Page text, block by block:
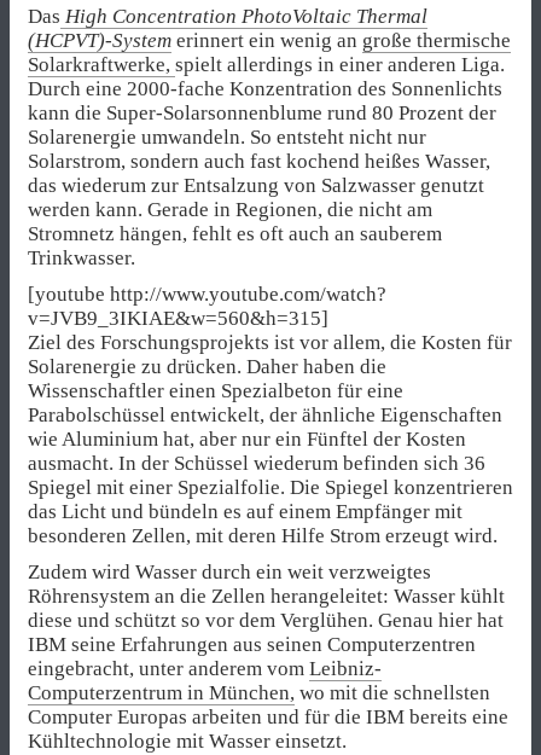
Das High Concentration PhotoVoltaic Thermal
(HCPVT)-System erinnert ein wenig an große thermische
Solarkraftwerke, spielt allerdings in einer anderen Liga.
Durch eine 2000-fache Konzentration des Sonnenlichts
kann die Super-Solarsonnenblume rund 80 Prozent der
Solarenergie umwandeln. So entsteht nicht nur
Solarstrom, sondern auch fast kochend heißes Wasser,
das wiederum zur Entsalzung von Salzwasser genutzt
werden kann. Gerade in Regionen, die nicht am
Stromnetz hängen, fehlt es oft auch an sauberem
Trinkwasser.
[youtube http://www.youtube.com/watch?
v=JVB9_3IKIAE&w=560&h=315]
Ziel des Forschungsprojekts ist vor allem, die Kosten für
Solarenergie zu drücken. Daher haben die
Wissenschaftler einen Spezialbeton für eine
Parabolschüssel entwickelt, der ähnliche Eigenschaften
wie Aluminium hat, aber nur ein Fünftel der Kosten
ausmacht. In der Schüssel wiederum befinden sich 36
Spiegel mit einer Spezialfolie. Die Spiegel konzentrieren
das Licht und bündeln es auf einem Empfänger mit
besonderen Zellen, mit deren Hilfe Strom erzeugt wird.
Zudem wird Wasser durch ein weit verzweigtes
Röhrensystem an die Zellen herangeleitet: Wasser kühlt
diese und schützt so vor dem Verglühen. Genau hier hat
IBM seine Erfahrungen aus seinen Computerzentren
eingebracht, unter anderem vom Leibniz-
Computerzentrum in München, wo mit die schnellsten
Computer Europas arbeiten und für die IBM bereits eine
Kühltechnologie mit Wasser einsetzt.